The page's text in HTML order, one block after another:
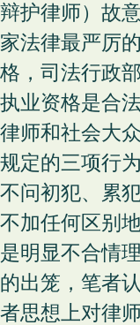
护律师）故
法律最严厉
，司法行政
业资格是合
师和社会大
定的三项行
问初犯、累
加任何区别
明显不合情
出笼，笔者
思想上对律